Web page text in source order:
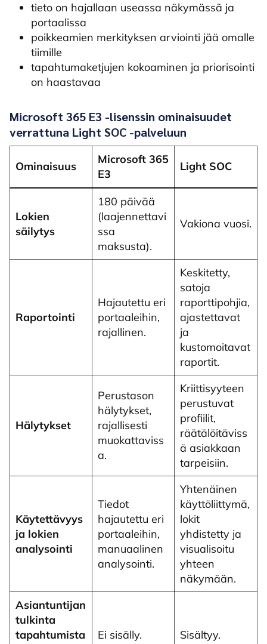
tieto on hajallaan useassa näkymässä ja
portaalissa
poikkeamien merkityksen arviointi jää omalle
tiimille
tapahtumaketjujen kokoaminen ja priorisointi
on haastavaa
Microsoft 365 E3 -lisenssin ominaisuudet
verrattuna Light SOC -palveluun
Ominaisuus
Microsoft 365
E3
Light SOC
Lokien
säilytys
180 päivää
(laajennettavi
ssa
maksusta).
Vakiona vuosi.
Raportointi
Hajautettu eri
portaaleihin,
rajallinen.
Keskitetty,
satoja
raporttipohjia,
ajastettavat
ja
kustomoitavat
raportit.
Hälytykset
Perustason
hälytykset,
rajallisesti
muokattaviss
a.
Kriittisyyteen
perustuvat
profiilit,
räätälöitäviss
ä asiakkaan
tarpeisiin.
Käytettävyys
ja lokien
analysointi
Tiedot
hajautettu eri
portaaleihin,
manuaalinen
analysointi.
Yhtenäinen
käyttöliittymä,
lokit
yhdistetty ja
visualisoitu
yhteen
näkymään.
Asiantuntijan
tulkinta
tapahtumista
Ei sisälly. Sisältyy.